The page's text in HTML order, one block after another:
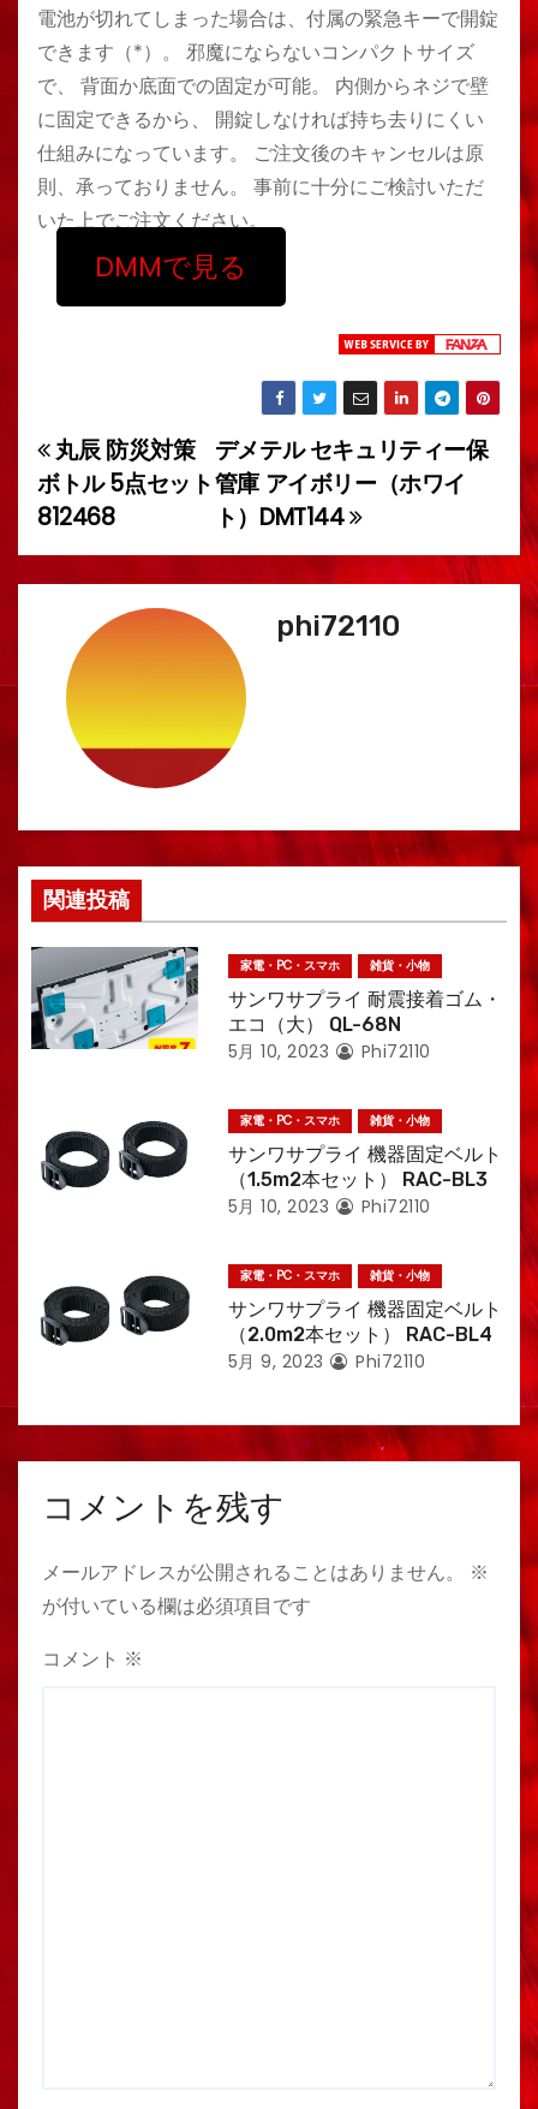
電池が切れてしまった場合は、付属の緊急キーで開錠
できます（*）。 邪魔にならないコンパクトサイズ
で、 背面か底面での固定が可能。 内側からネジで壁
に固定できるから、 開錠しなければ持ち去りにくい
仕組みになっています。 ご注文後のキャンセルは原
則、承っておりません。 事前に十分にご検討いただ
いた上でご注文ください。
DMMで見る
投
稿
ナ
ゲ
ー
ン
デメテル セキュリティー保
管庫 アイボリー（ホワイ
ト）DMT144
丸辰 防災対策
ボトル 5点セット
812468
phi72110
関連投稿
家電・PC・スマホ 雑貨・小物
サンワサプライ 耐震接着ゴム・
エコ（大） QL-68N
5月 10, 2023 Phi72110
家電・PC・スマホ 雑貨・小物
サンワサプライ 機器固定ベルト
（1.5m2本セット） RAC-BL3
5月 10, 2023 Phi72110
家電・PC・スマホ 雑貨・小物
サンワサプライ 機器固定ベルト
（2.0m2本セット） RAC-BL4
5月 9, 2023 Phi72110
コメントを残す
メールアドレスが公開されることはありません。
※
が付いている欄は必須項目です
コメント ※